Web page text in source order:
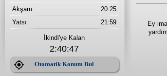
Akşam
20:25
Yatsı
21:59
İkindi'ye Kalan
2:40:47
Otomatik Konum Bul
Ey